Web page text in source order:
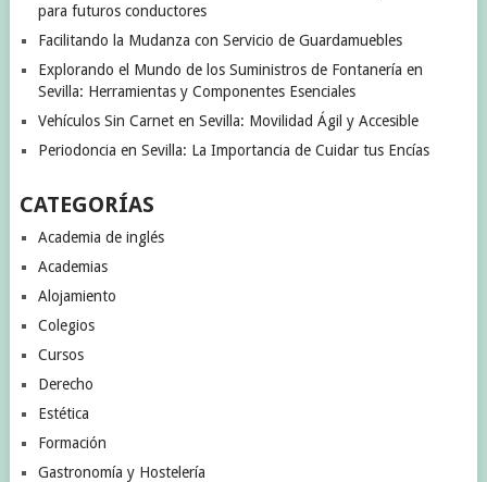
para futuros conductores
Facilitando la Mudanza con Servicio de Guardamuebles
Explorando el Mundo de los Suministros de Fontanería en
Sevilla: Herramientas y Componentes Esenciales
Vehículos Sin Carnet en Sevilla: Movilidad Ágil y Accesible
Periodoncia en Sevilla: La Importancia de Cuidar tus Encías
CATEGORÍAS
Academia de inglés
Academias
Alojamiento
Colegios
Cursos
Derecho
Estética
Formación
Gastronomía y Hostelería